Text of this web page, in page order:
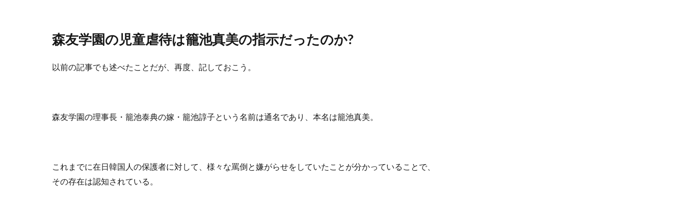
森友学園の児童虐待は籠池真美の指示だったのか?
以前の記事でも述べたことだが、再度、記しておこう。
森友学園の理事長・籠池泰典の嫁・籠池諄子という名前は通名であり、本名は籠池真美。
これまでに在日韓国人の保護者に対して、様々な罵倒と嫌がらせをしていたことが分かっていることで、
その存在は認知されている。